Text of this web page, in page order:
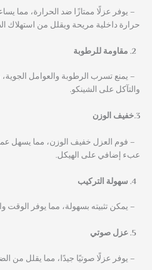
– يوفر عزلًا ممتازًا ضد الحرارة، مما
حرارة داخلية مريحة ويقلل من استهلاك
مقاومة للرطوبة
– يمنع تسرب الرطوبة والعوامل
والتآكل على الشينكو.
3.خفيف الوزن
– فوم العزل خفيف الوزن، مما يسهل
عبء إضافي على الهيكل.
سهولة التركيب
– يمكن تثبيته بسهولة، مما يوفر الوقت
عزل صوتي
– يوفر عزلًا صوتيًا جيدًا، مما يقلل من